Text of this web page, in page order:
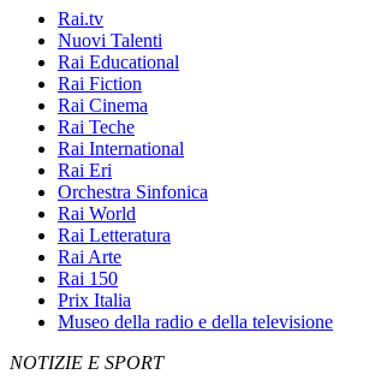
Rai.tv
Nuovi Talenti
Rai Educational
Rai Fiction
Rai Cinema
Rai Teche
Rai International
Rai Eri
Orchestra Sinfonica
Rai World
Rai Letteratura
Rai Arte
Rai 150
Prix Italia
Museo della radio e della televisione
NOTIZIE E SPORT